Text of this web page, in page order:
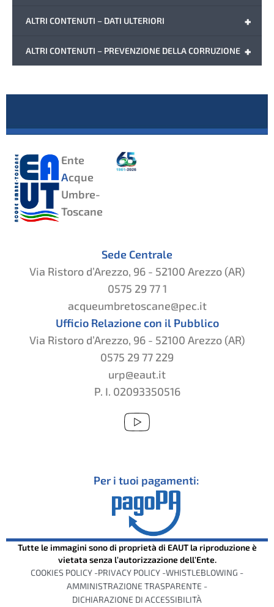
+
ALTRI CONTENUTI – DATI ULTERIORI
+
ALTRI CONTENUTI – PREVENZIONE DELLA CORRUZIONE
Ente
Acque
Umbre-
Toscane
Sede Centrale
Via Ristoro d’Arezzo, 96 - 52100 Arezzo (AR)
0575 29 77 1
acqueumbretoscane@pec.it
Ufficio Relazione con il Pubblico
Via Ristoro d’Arezzo, 96 - 52100 Arezzo (AR)
0575 29 77 229
urp@eaut.it
P. I. 02093350516
Per i tuoi pagamenti:
Tutte le immagini sono di proprietà di EAUT la riproduzione è
vietata senza l’autorizzazione dell’Ente.
COOKIES POLICY -PRIVACY POLICY -WHISTLEBLOWING -
AMMINISTRAZIONE TRASPARENTE -
DICHIARAZIONE DI ACCESSIBILITÀ